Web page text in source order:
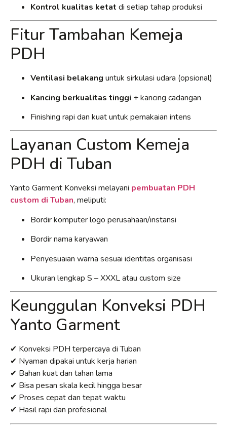
Kontrol kualitas ketat di setiap tahap produksi
Fitur Tambahan Kemeja
PDH
Ventilasi belakang untuk sirkulasi udara (opsional)
Kancing berkualitas tinggi + kancing cadangan
Finishing rapi dan kuat untuk pemakaian intens
Layanan Custom Kemeja
PDH di Tuban
Yanto Garment Konveksi melayani pembuatan PDH
custom di Tuban, meliputi:
Bordir komputer logo perusahaan/instansi
Bordir nama karyawan
Penyesuaian warna sesuai identitas organisasi
Ukuran lengkap S – XXXL atau custom size
Keunggulan Konveksi PDH
Yanto Garment
✔ Konveksi PDH terpercaya di Tuban
✔ Nyaman dipakai untuk kerja harian
✔ Bahan kuat dan tahan lama
✔ Bisa pesan skala kecil hingga besar
✔ Proses cepat dan tepat waktu
✔ Hasil rapi dan profesional